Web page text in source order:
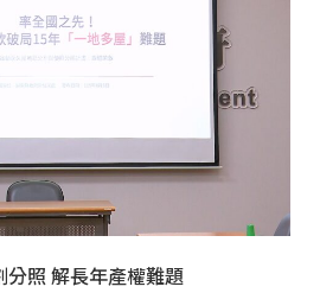
分照 解長年產權難題